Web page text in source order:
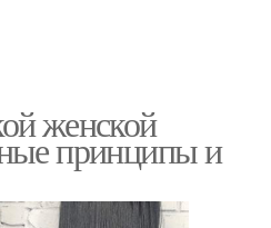
женской
принципы и